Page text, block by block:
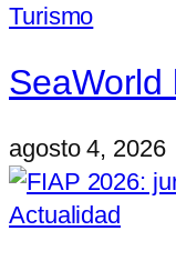
Turismo
SeaWorld
agosto 4, 2026
Actualidad